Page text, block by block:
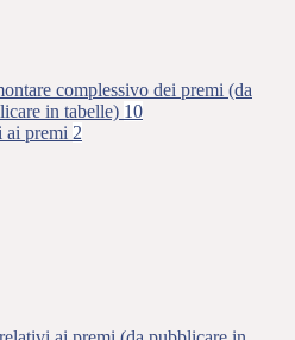
complessivo dei premi (da
in tabelle) 10
ai premi 2